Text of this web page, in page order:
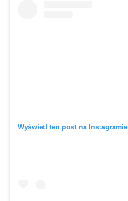
Wyświetl ten post na Instagramie